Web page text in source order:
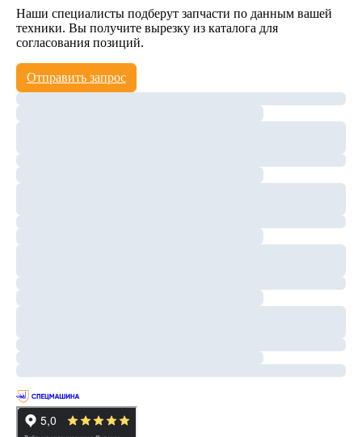
Наши специалисты подберут запчасти по данным вашей
техники. Вы получите вырезку из каталога для
согласования позиций.
Отправить запрос